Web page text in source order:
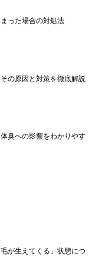
った場合の対処法
の原因と対策を徹底解説
臭への影響をわかりやす
が生えてくる」状態につ